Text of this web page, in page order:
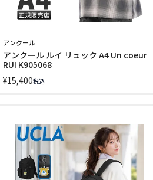
アンクール
アンクール ルイ リュック A4 Un coeur
RUI K905068
¥15,400税込